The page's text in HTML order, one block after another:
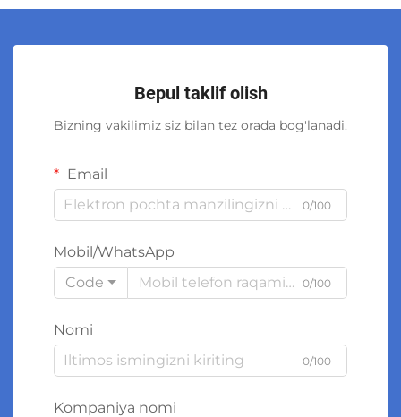
Bepul taklif olish
Bizning vakilimiz siz bilan tez orada bog'lanadi.
Email
0/100
Mobil/WhatsApp
Code
0/100
Nomi
0/100
Kompaniya nomi